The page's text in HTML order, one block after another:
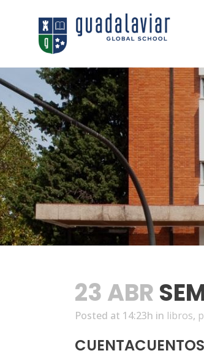
23 ABR
Posted at 14:23h in libros,